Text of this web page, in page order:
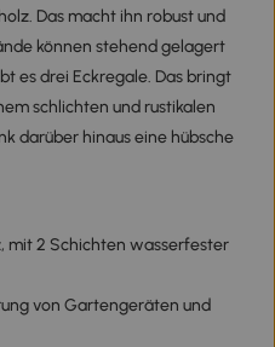
Das macht ihn robust und
können stehend gelagert
es drei Eckregale. Das bringt
schlichten und rustikalen
darüber hinaus eine hübsche
mit 2 Schichten wasserfester
von Gartengeräten und